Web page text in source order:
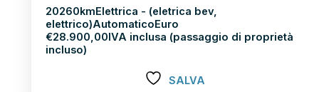
20260kmElettrica - (eletrica bev,
elettrico)AutomaticoEuro
€28.900,00 IVA inclusa (passaggio di proprietà
incluso)
SALVA